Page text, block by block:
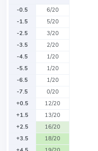
-0.5
6/20
-1.5
5/20
-2.5
3/20
-3.5
2/20
-4.5
1/20
-5.5
1/20
-6.5
1/20
-7.5
0/20
+0.5
12/20
+1.5
13/20
+2.5
16/20
+3.5
18/20